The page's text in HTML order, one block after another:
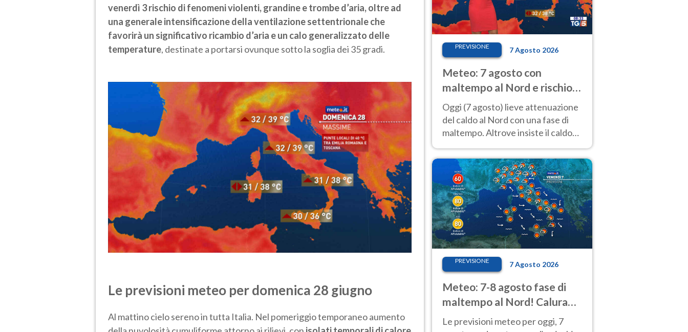
venerdì 3 rischio di fenomeni violenti, grandine e trombe d’aria, oltre ad
una generale intensificazione della ventilazione settentrionale che
favorirà un significativo ricambio d’aria e un calo generalizzato delle
temperature, destinate a portarsi ovunque sotto la soglia dei 35 gradi.
Le previsioni meteo per domenica 28 giugno
Al mattino cielo sereno in tutta Italia. Nel pomeriggio temporaneo aumento
PREVISIONE 7 Agosto 2026
Meteo: 7 agosto con
maltempo al Nord e rischio
nubifragi. Altrove caldo
estremo
Oggi (7 agosto) lieve attenuazione
del caldo al Nord con una fase di
maltempo. Altrove insiste il caldo
previsioni
PREVISIONE 7 Agosto 2026
Meteo: 7-8 agosto fase di
maltempo al Nord! Calura
fino a Ferragosto
Le previsioni meteo per oggi, 7